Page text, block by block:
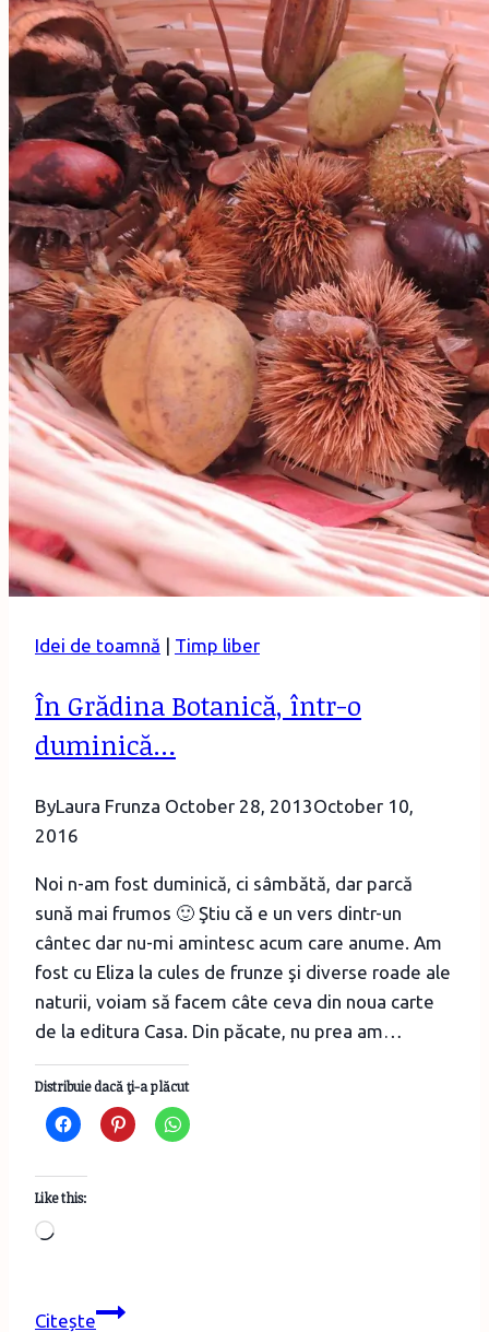
Idei de toamnă | Timp liber
În Grădina Botanică, într-o
duminică…
ByLaura Frunza October 28, 2013October 10,
2016
Noi n-am fost duminică, ci sâmbătă, dar parcă
sună mai frumos 🙂 Ştiu că e un vers dintr-un
cântec dar nu-mi amintesc acum care anume. Am
fost cu Eliza la cules de frunze şi diverse roade ale
naturii, voiam să facem câte ceva din noua carte
de la editura Casa. Din păcate, nu prea am…
Distribuie dacă ţi-a plăcut
Like this:
Loading…
CiteșteÎn